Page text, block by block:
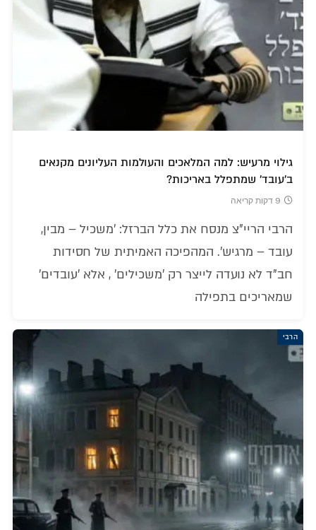
גילוי מרעיש: למה המלאכים והעולמות העליונים מקנאים
ב'עובד' שמתפלל באריכות?
9 דקות קריאה
הרבי הריי"צ מנסח את כלל הברזל: 'משכיל – מבין,
עובד – מרגיש'. המהפיכה האמיתית של חסידות
חב"ד לא נועדה לייצר רק 'משכילים' , אלא 'עובדים'
שמאריכים בתפילה
הרבי